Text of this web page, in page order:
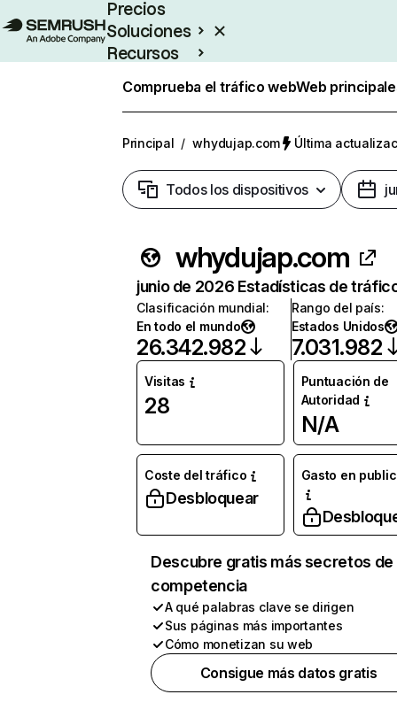
Precios
Soluciones
Recursos
Comprueba el tráfico webWeb
Principal / whydujap.com Última
Todos los dispositivos
whydujap.com
junio de 2026 Estadísticas de
Clasificación mundial:
En todo el mundo
26.342.982
Rango del país:
Estados Unidos
7.031.982
Visitas
28
Puntuación de
Autoridad
N/A
Coste del tráfico
Desbloquear
Gasto en
Descubre gratis más secretos de
competencia
A qué palabras clave se dirigen
Sus páginas más importantes
Cómo monetizan su web
Consigue más datos gratis